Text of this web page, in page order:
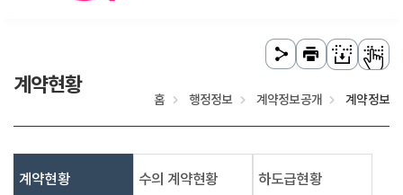
계약현황
홈 행정정보 계약정보공개 계약정보
계약현황 수의 계약현황 하도급현황